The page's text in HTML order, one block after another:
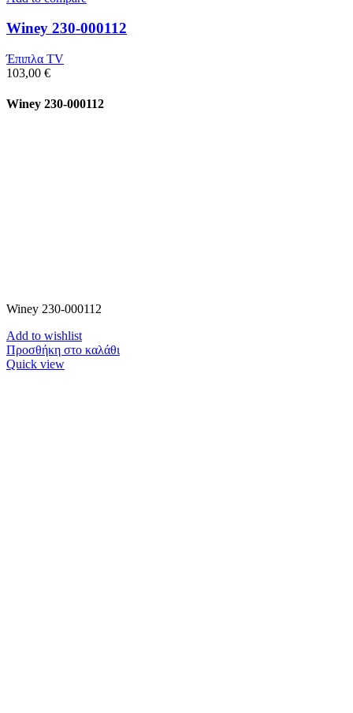
Winey 230-000112
Έπιπλα TV
103,00 €
Winey 230-000112
Winey 230-000112
Add to wishlist
Προσθήκη στο καλάθι
Quick view